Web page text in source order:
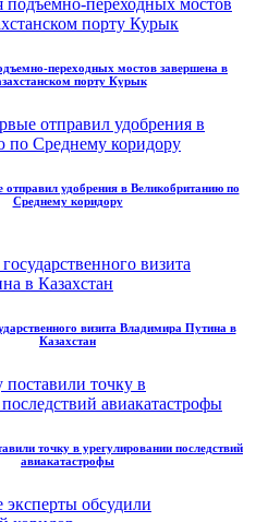
переходных мостов завершена в
порту Курык
отправил удобрения в Великобританию по
Среднему коридору
визита Владимира Путина в
Казахстан
точку в урегулировании последствий
авиакатастрофы